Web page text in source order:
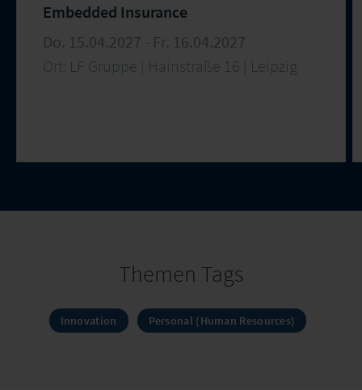
Embedded Insurance
Do. 15.04.2027 - Fr. 16.04.2027
Ort: LF Gruppe | Hainstraße 16 | Leipzig
Themen Tags
Innovation Personal (Human Resources)